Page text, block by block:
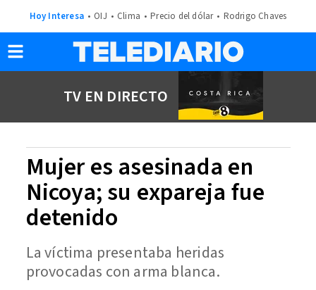
Hoy Interesa OIJ Clima Precio del dólar Rodrigo Chaves
TV EN DIRECTO
Mujer es asesinada en
Nicoya; su expareja fue
detenido
La víctima presentaba heridas
provocadas con arma blanca.